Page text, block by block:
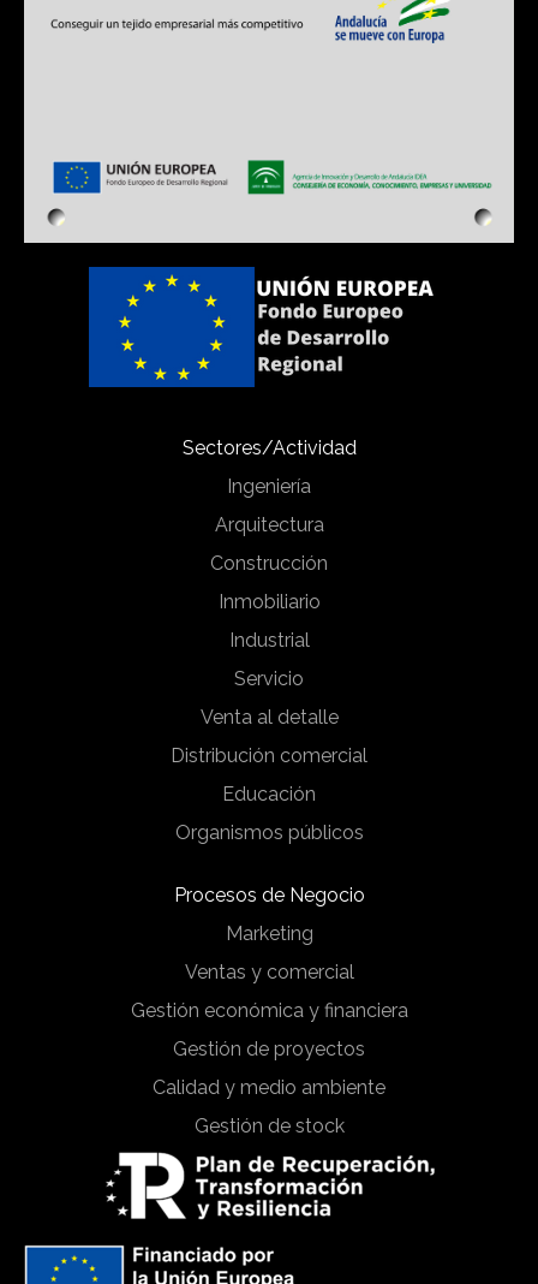
Sectores/Actividad
Ingeniería
Arquitectura
Construcción
Inmobiliario
Industrial
Servicio
Venta al detalle
Distribución comercial
Educación
Organismos públicos
Procesos de Negocio
Marketing
Ventas y comercial
Gestión económica y financiera
Gestión de proyectos
Calidad y medio ambiente
Gestión de stock